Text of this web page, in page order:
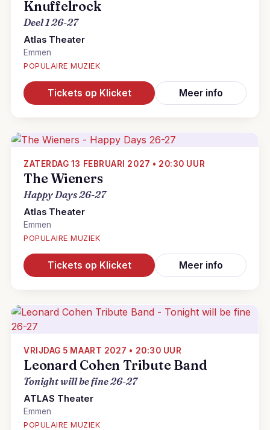
Knuffelrock
Deel 1 26-27
Atlas Theater
Emmen
POPULAIRE MUZIEK
Tickets op Klicket Meer info
ZATERDAG 13 FEBRUARI 2027 • 20:30 UUR
The Wieners
Happy Days 26-27
Atlas Theater
Emmen
POPULAIRE MUZIEK
Tickets op Klicket Meer info
VRIJDAG 5 MAART 2027 • 20:30 UUR
Leonard Cohen Tribute Band
Tonight will be fine 26-27
ATLAS Theater
Emmen
POPULAIRE MUZIEK